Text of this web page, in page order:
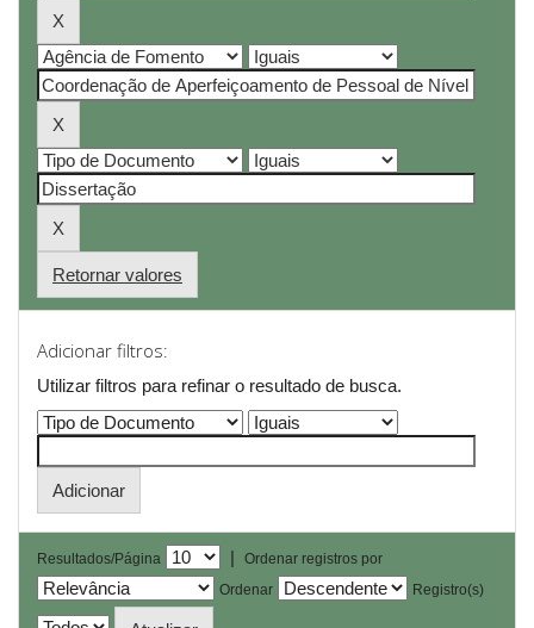
Retornar valores
Adicionar filtros:
Utilizar filtros para refinar o resultado de busca.
Resultados/Página |
Ordenar registros por
Ordenar
Registro(s)